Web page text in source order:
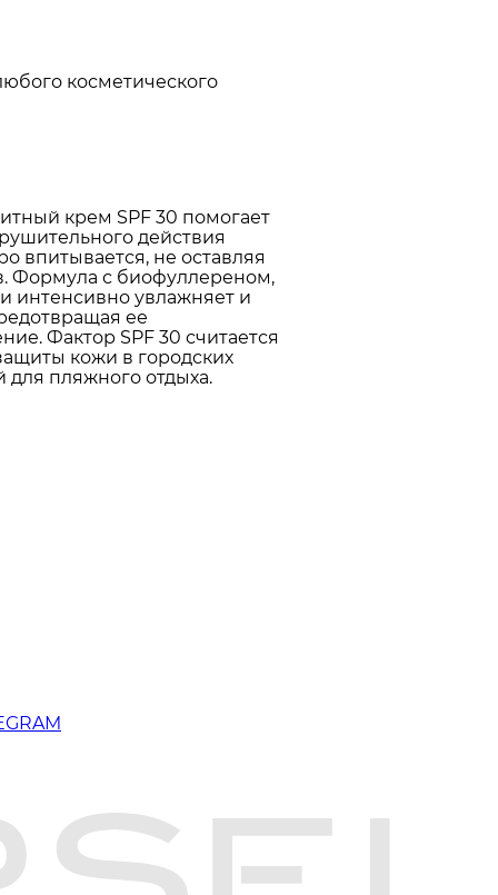
косметического
крем SPF 30 помогает
действия
впитывается, не оставляя
Формула с биофуллереном,
интенсивно увлажняет и
ее
Фактор SPF 30 считается
кожи в городских
пляжного отдыха.